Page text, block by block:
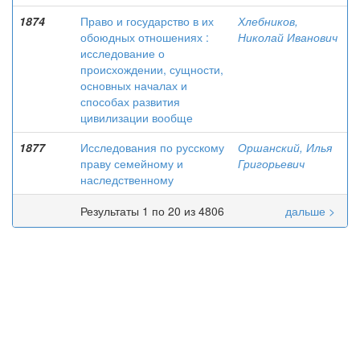
1874
Право и государство в их
обоюдных отношениях :
исследование о
происхождении, сущности,
основных началах и
способах развития
цивилизации вообще
Хлебников,
Николай Иванович
1877
Исследования по русскому
праву семейному и
наследственному
Оршанский, Илья
Григорьевич
Результаты 1 по 20 из 4806 дальше >